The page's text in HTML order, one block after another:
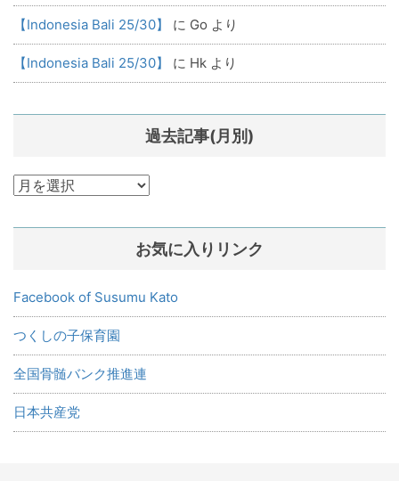
【Indonesia Bali 25/30】 に Go より
【Indonesia Bali 25/30】 に Hk より
過去記事(月別)
過
記
別)
お気に入りリンク
Facebook of Susumu Kato
つくしの子保育園
全国骨髄バンク推進連
日本共産党